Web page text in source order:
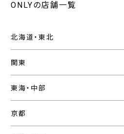
ONLYの店舗一覧
北海道・東北
関東
東海・中部
京都